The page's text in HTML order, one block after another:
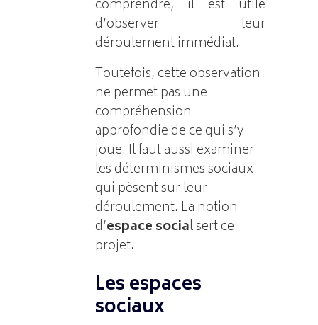
comprendre, il est utile
d’observer leur
déroulement immédiat.
Toutefois, cette observation
ne permet pas une
compréhension
approfondie de ce qui s’y
joue. Il faut aussi examiner
les déterminismes sociaux
qui pèsent sur leur
déroulement. La notion
d’espace social sert ce
projet.
Les espaces
sociaux